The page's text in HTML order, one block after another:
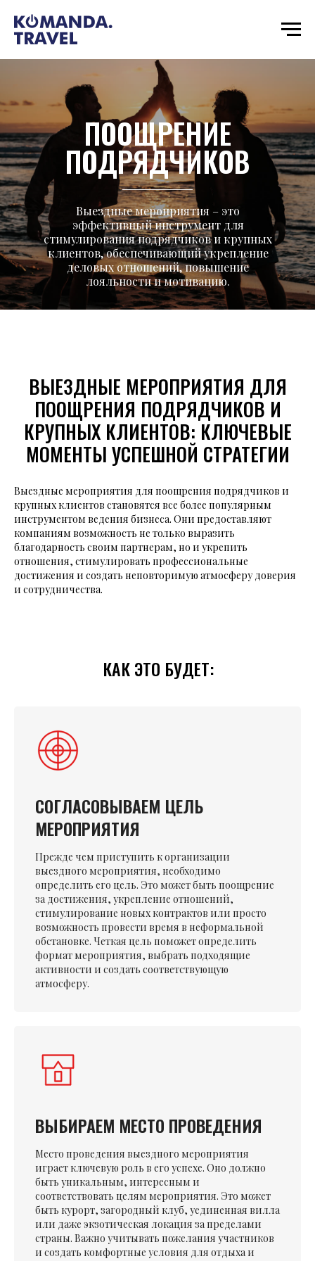
ПООЩРЕНИЕ
ПОДРЯДЧИКОВ
Выездные мероприятия – это
эффективный инструмент для
стимулирования подрядчиков и крупных
клиентов, обеспечивающий укрепление
деловых отношений, повышение
лояльности и мотивацию.
ВЫЕЗДНЫЕ МЕРОПРИЯТИЯ ДЛЯ
ПООЩРЕНИЯ ПОДРЯДЧИКОВ И
КРУПНЫХ КЛИЕНТОВ: КЛЮЧЕВЫЕ
МОМЕНТЫ УСПЕШНОЙ СТРАТЕГИИ
Выездные мероприятия для поощрения подрядчиков и
крупных клиентов становятся все более популярным
инструментом ведения бизнеса. Они предоставляют
компаниям возможность не только выразить
благодарность своим партнерам, но и укрепить
отношения, стимулировать профессиональные
достижения и создать неповторимую атмосферу доверия
и сотрудничества.
КАК ЭТО БУДЕТ:
СОГЛАСОВЫВАЕМ ЦЕЛЬ
МЕРОПРИЯТИЯ
Прежде чем приступить к организации
выездного мероприятия, необходимо
определить его цель. Это может быть поощрение
за достижения, укрепление отношений,
стимулирование новых контрактов или просто
возможность провести время в неформальной
обстановке. Четкая цель поможет определить
формат мероприятия, выбрать подходящие
активности и создать соответствующую
атмосферу.
ВЫБИРАЕМ МЕСТО ПРОВЕДЕНИЯ
Место проведения выездного мероприятия
играет ключевую роль в его успехе. Оно должно
быть уникальным, интересным и
соответствовать целям мероприятия. Это может
быть курорт, загородный клуб, уединенная вилла
или даже экзотическая локация за пределами
страны. Важно учитывать пожелания участников
и создать комфортные условия для отдыха и